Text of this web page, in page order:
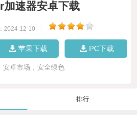
加速器安卓下载
2024-12-10
苹果下载 PC下载
安卓市场，安全绿色
排行